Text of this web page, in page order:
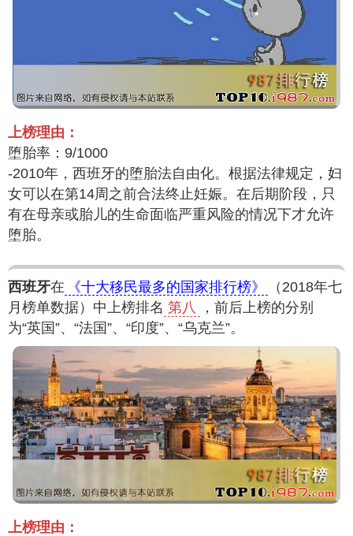
上榜理由：
堕胎率：9/1000
-2010年，西班牙的堕胎法自由化。根据法律规定，妇
女可以在第14周之前合法终止妊娠。在后期阶段，只
有在母亲或胎儿的生命面临严重风险的情况下才允许
堕胎。
西班牙在 《十大移民最多的国家排行榜》
（2018年七
月榜单数据）中上榜排名 第八
，前后上榜的分别
为“英国”、“法国”、“印度”、“乌克兰”。
上榜理由：